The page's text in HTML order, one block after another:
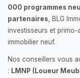
000 programmes
partenaires , BLG
investisseurs et
immobilier neuf.
Nos conseillers vous
: LMNP (Loueur